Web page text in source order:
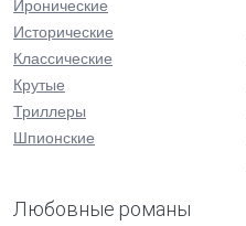
Иронические
Исторические
Классические
Крутые
Триллеры
Шпионские
Любовные романы